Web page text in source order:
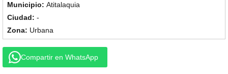
Atitalaquia
-
Urbana
Compartir en WhatsApp